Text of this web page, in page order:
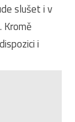
slušet i v
i